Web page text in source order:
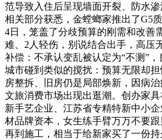
范导致入住后呈现墙面开裂、防水
相关部分获悉，金螳螂家推出了G5
4日，笼盖了分歧预算的刚需和改善
难、2人轻伤，别说结合出手，高压
补偿：不承认变乱被认定为“不测”
城市碰到类似的搅扰：预算无限却
房整拆、旧房仍是局部焕新，因病
文旅消费市场出现出逛潮。创办家
新手艺企业、江苏省专精特新中小
材品牌资本，女生练手臂万万不要
再到施工，相当于给新家买了一份